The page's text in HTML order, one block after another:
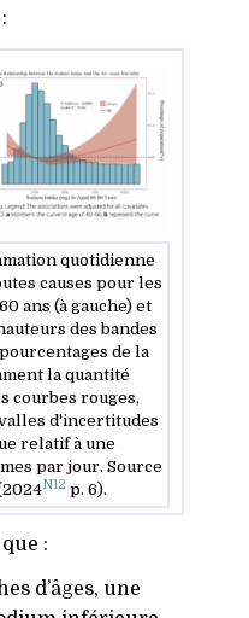
quotidienne
causes pour les
ans (à gauche) et
des bandes
de la
la quantité
courbes rouges,
d'incertitudes
relatif à une
par jour. Source
N12 p. 6).
:
d’âges, une